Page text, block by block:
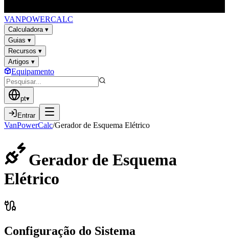
VANPOWERCALC
Calculadora▾
Guias ▾
Recursos ▾
Artigos ▾
Equipamento
pt▾
Entrar
VanPowerCalc/Gerador de Esquema Elétrico
Gerador de Esquema
Elétrico
Configuração do Sistema